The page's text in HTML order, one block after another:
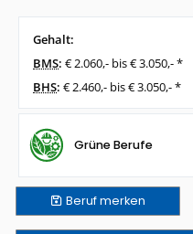
Gehalt:
BMS: € 2.060,- bis € 3.050,- *
BHS: € 2.460,- bis € 3.050,- *
Grüne Berufe
Berufmerken